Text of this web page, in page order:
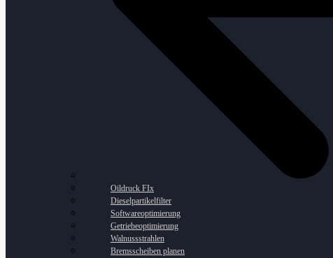
Oildruck FIx
Dieselpartikelfilter
Softwareoptimierung
Getriebeoptimierung
Walnussstrahlen
Bremsscheiben planen